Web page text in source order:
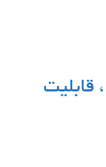
قابلیت